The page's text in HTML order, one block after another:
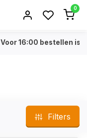
0
Voor 16:00 bestellen is
Filters